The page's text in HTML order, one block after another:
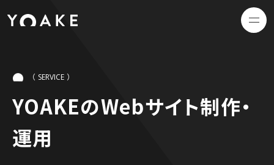
（ SERVICE ）
YOAKEのWebサイト制作・
運用
資料DL